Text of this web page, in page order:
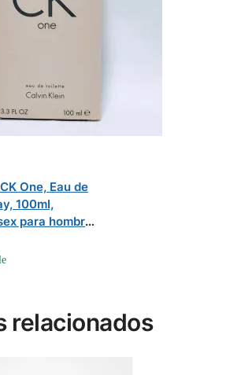
One, Eau de
100ml,
para hombre
relacionados